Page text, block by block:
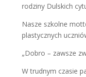
rodziny Dulskich
Nasze szkolne
plastycznych
„Dobro – zawsze
W trudnym czasie